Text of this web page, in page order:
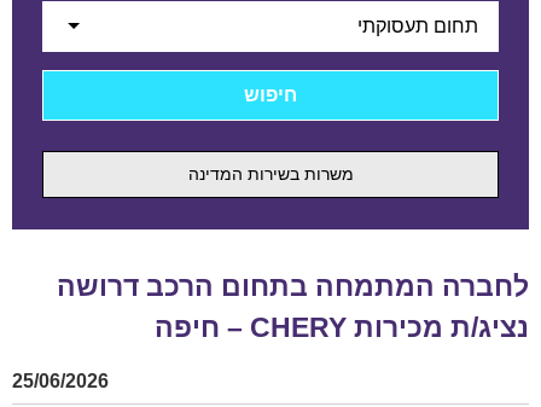
תחום תעסוקתי
משרות בשירות המדינה
לחברה המתמחה בתחום הרכב דרושה
נציג/ת מכירות CHERY – חיפה
25/06/2026